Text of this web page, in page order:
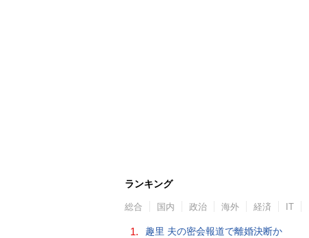
ランキング
総合 国内 政治 海外 経済 IT
1. 趣里 夫の密会報道で離婚決断か